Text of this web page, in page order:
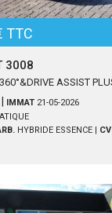
TTC
3008
ASSIST
IMMAT 21-05-2026
HYBRIDE ESSENCE| CV